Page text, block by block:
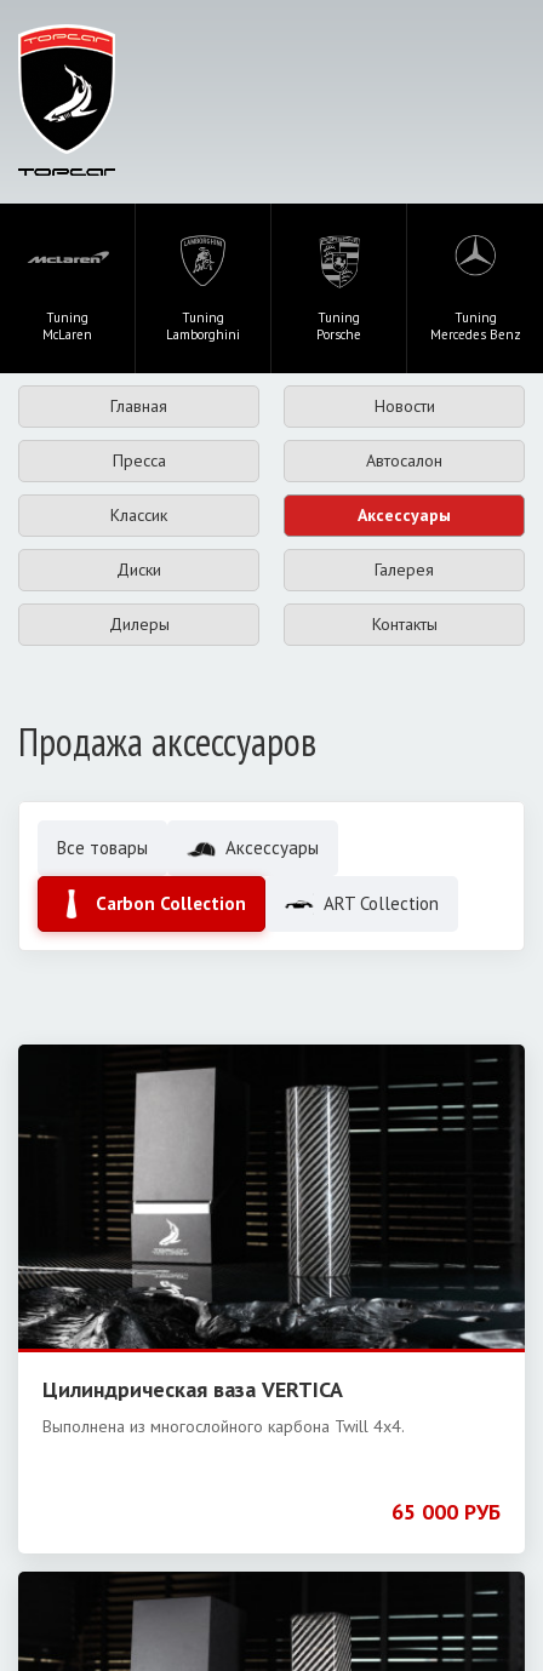
Tuning
McLaren
Tuning
Lamborghini
Tuning
Porsche
Tuning
Mercedes Benz
Главная Новости
Пресса Автосалон
Классик Аксессуары
Диски Галерея
Дилеры Контакты
Продажа аксессуаров
Все товары Аксессуары
Carbon Collection ART Collection
Цилиндрическая ваза VERTICA
Выполнена из многослойного карбона Twill 4x4.
65 000 РУБ